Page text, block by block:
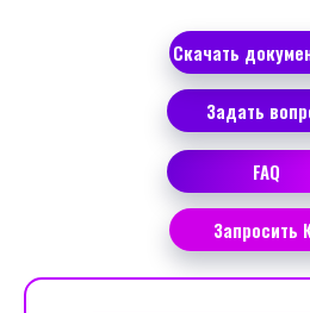
FAQ
Задать
Запросить
Скачать